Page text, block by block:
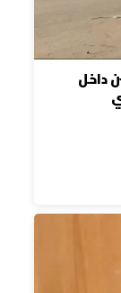
داخل